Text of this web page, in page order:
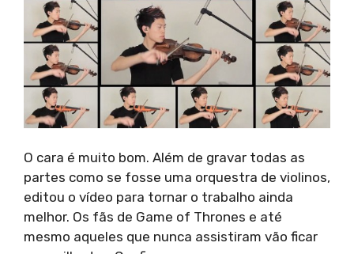
O cara é muito bom. Além de gravar todas as
partes como se fosse uma orquestra de violinos,
editou o vídeo para tornar o trabalho ainda
melhor. Os fãs de Game of Thrones e até
mesmo aqueles que nunca assistiram vão ficar